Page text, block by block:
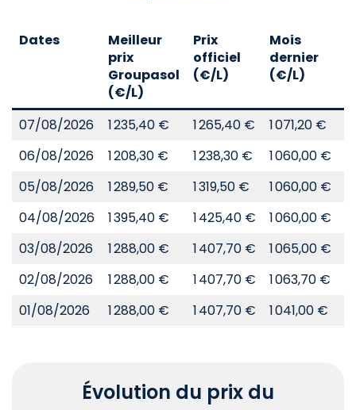
Dates
Meilleur
prix
Groupasol
(€/L)
Prix
officiel
(€/L)
Mois
dernier
(€/L)
07/08/2026 1 235,40 € 1 265,40 € 1 071,20 €
06/08/2026
1 208,30 € 1 238,30 € 1 060,00 €
05/08/2026
1 289,50 € 1 319,50 € 1 060,00 €
04/08/2026
1 395,40 € 1 425,40 € 1 060,00 €
03/08/2026
1 288,00 € 1 407,70 € 1 065,00 €
02/08/2026
1 288,00 € 1 407,70 € 1 063,70 €
01/08/2026
1 288,00 € 1 407,70 € 1 041,00 €
Évolution du prix du